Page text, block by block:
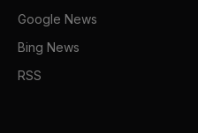
Google News
Bing News
RSS